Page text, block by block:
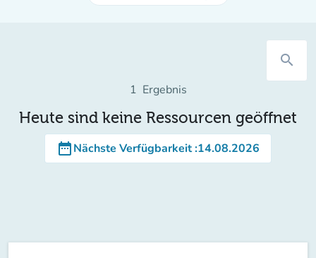
search
1 Ergebnis
Heute sind keine Ressourcen geöffnet
date_rangeNächste Verfügbarkeit:14.08.2026